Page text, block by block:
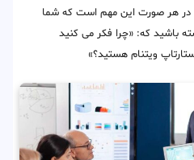
در هر صورت این مهم است که شما
باشید که: «چرا فکر می کنید
ویتنام هستید؟»